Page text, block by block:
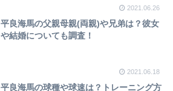
2021.06.26
平良海馬の父親母親(両親)や兄弟は？彼女
や結婚についても調査！
2021.06.18
平良海馬の球種や球速は？トレーニング方